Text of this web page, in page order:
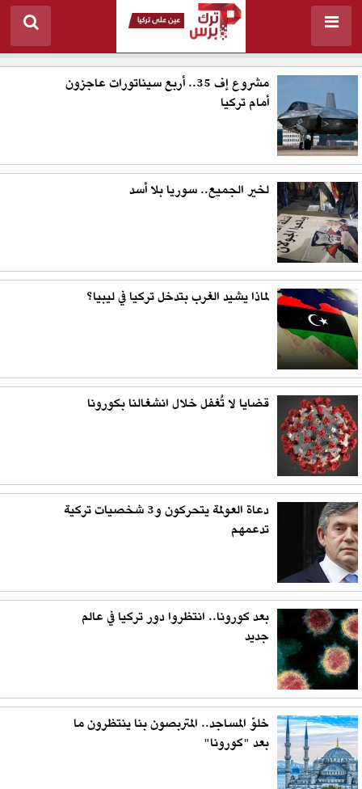
مشروع إف 35.. أربع سيناتورات عاجزون
أمام تركيا
لخير الجميع.. سوريا بلا أسد
لماذا يشيد الغرب بتدخل تركيا في ليبيا؟
قضايا لا تُغفل خلال انشغالنا بكورونا
دعاة العولمة يتحركون و3 شخصيات تركية
تدعمهم
بعد كورونا.. انتظروا دور تركيا في عالم
جديد
خلوّ المساجد.. المتربصون بنا ينتظرون ما
بعد "كورونا"